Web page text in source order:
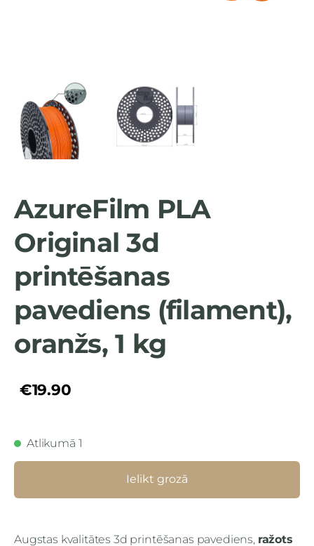
AzureFilm PLA
Original 3d
printēšanas
pavediens (filament),
oranžs, 1 kg
€19.90
Atlikumā 1
Ielikt grozā
Augstas kvalitātes 3d printēšanas pavediens, ražots